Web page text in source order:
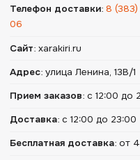
Телефон доставки: 8
06
Сайт: xarakiri.ru
Адрес: улица Ленина, 13В/1
Прием заказов: с 12:00 до
Доставка: с 12:00 до 23:00
Бесплатная доставка: от